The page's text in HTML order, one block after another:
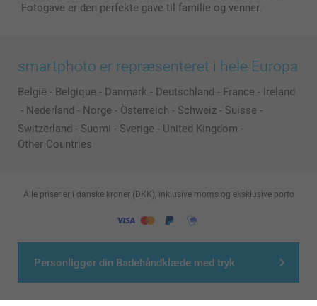
Personliggør din Badehåndklæde med tryk
Fotogave er den perfekte gave til familie og venner.
smartphoto er repræsenteret i hele Europa
België - Belgique - Danmark - Deutschland - France - Ireland
- Nederland - Norge - Österreich - Schweiz - Suisse -
Switzerland - Suomi - Sverige - United Kingdom -
Other Countries
Alle priser er i danske kroner (DKK), inklusive moms og eksklusive porto